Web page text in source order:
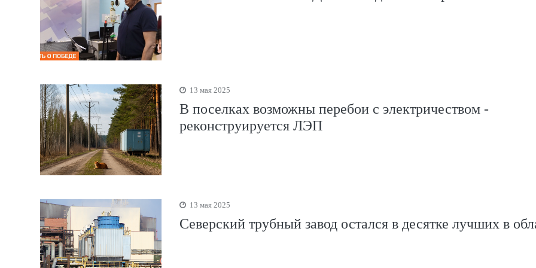
13 мая 2025
В поселках возможны перебои с электричеством -
реконструируется ЛЭП
13 мая 2025
Северский трубный завод остался в десятке лучших в